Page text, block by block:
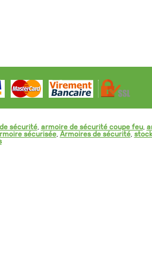
sécurité, armoire de sécurité coupe feu,
sécurisée, Armoires de sécurité,